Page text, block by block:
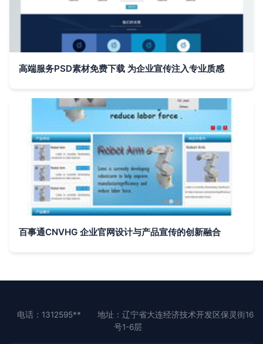
高端服务PSD素材免费下载 为企业宣传注入专业质感
百事通CNVHG 企业官网设计与产品宣传的创新融合
电话：1312595**
地址：辽宁省大连经济技术开发区保灵街16
号1-6层